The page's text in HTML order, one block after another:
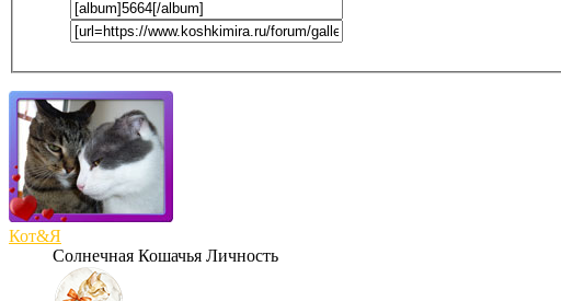
Кот&Я
Солнечная Кошачья Личность